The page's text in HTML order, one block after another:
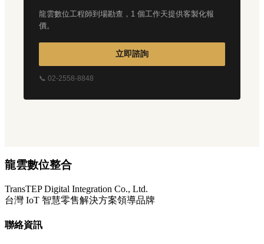
龍雲數位工程師到場勘查，1 個工作天提供客製化報
價。
立即諮詢
📞 02-2558-8848
龍雲數位整合
TransTEP Digital Integration Co., Ltd.
台灣 IoT 智慧零售解決方案領導品牌
聯絡資訊